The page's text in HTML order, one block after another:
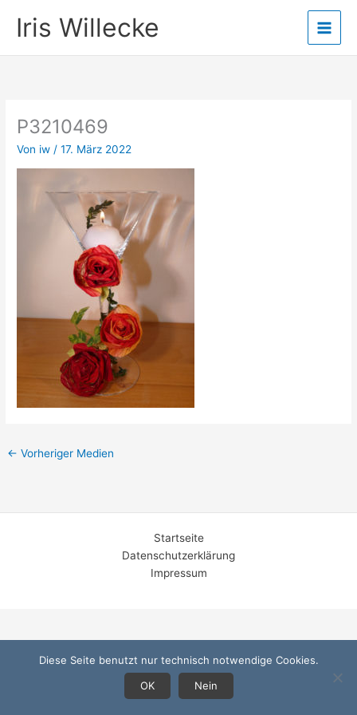
InhaltIris Willecke
P3210469
Von iw /17. März 2022
← Vorheriger Medien
Startseite
Datenschutzerklärung
Impressum
Diese Seite benutzt nur technisch notwendige Cookies.
OK
Nein